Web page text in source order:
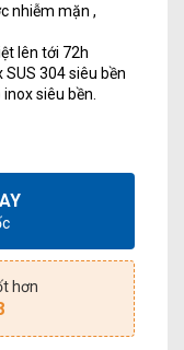
nhiễm mặn ,
lên tới 72h
304 siêu bền
siêu bền.
hơn